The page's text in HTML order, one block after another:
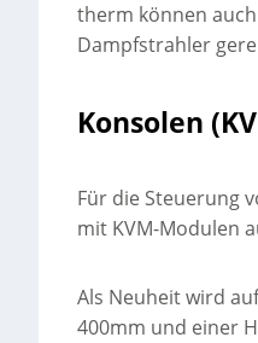
therm können
Dampfstrahler
Konsolen
Für die Steuerung
mit KVM-Modulen
Als Neuheit wird
400mm und einer